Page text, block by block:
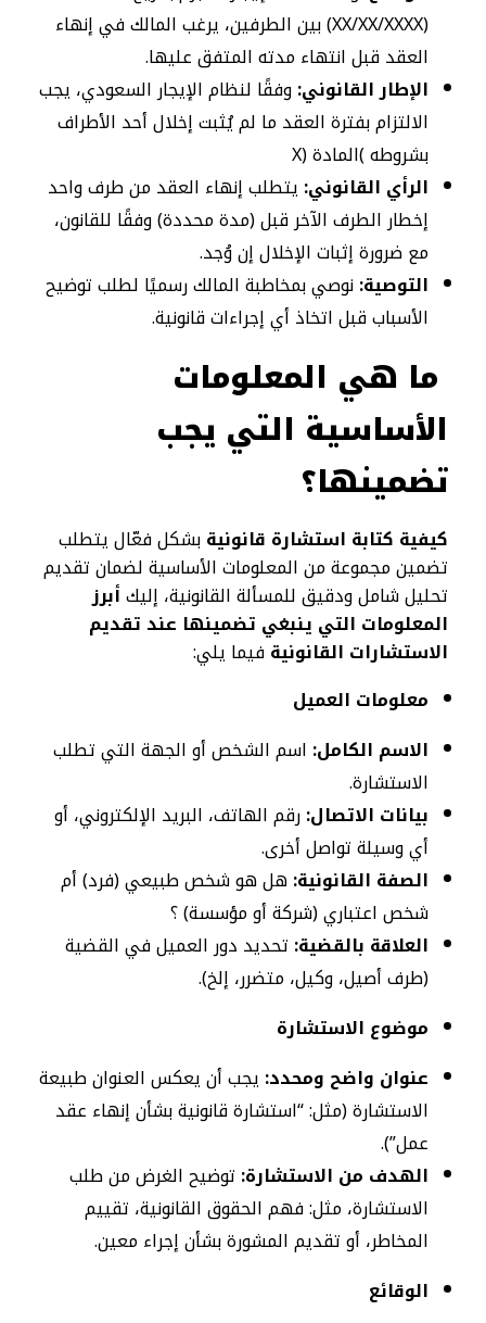
(XX/XX/XXXX) بين الطرفين، يرغب المالك في إنهاء
العقد قبل انتهاء مدته المتفق عليها.
الإطار القانوني:وفقًا لنظام الإيجار السعودي، يجب
الالتزام بفترة العقد ما لم يُثبت إخلال أحد الأطراف
بشروطه )المادة (X
الرأي القانوني: يتطلب إنهاء العقد من طرف واحد
إخطار الطرف الآخر قبل (مدة محددة) وفقًا للقانون،
مع ضرورة إثبات الإخلال إن وُجد.
التوصية:نوصي بمخاطبة المالك رسميًا لطلب توضيح
الأسباب قبل اتخاذ أي إجراءات قانونية.
ما هي المعلومات
الأساسية التي يجب
تضمينها؟
كيفية كتابة استشارة قانونيةبشكل فعّال يتطلب
تضمين مجموعة من المعلومات الأساسية لضمان تقديم
تحليل شامل ودقيق للمسألة القانونية، إليكأبرز
المعلومات التي ينبغي تضمينها عند تقديم
الاستشارات القانونيةفيما يلي:
معلومات العميل
الاسم الكامل: اسم الشخص أو الجهة التي تطلب
الاستشارة.
بيانات الاتصال:رقم الهاتف، البريد الإلكتروني، أو
أي وسيلة تواصل أخرى.
الصفة القانونية:هل هو شخص طبيعي (فرد) أم
شخص اعتباري (شركة أو مؤسسة) ؟
العلاقة بالقضية: تحديد دور العميل في القضية
(طرف أصيل، وكيل، متضرر، إلخ).
موضوع الاستشارة
عنوان واضح ومحدد: يجب أن يعكس العنوان طبيعة
الاستشارة (مثل: “استشارة قانونية بشأن إنهاء عقد
عمل”).
الهدف من الاستشارة: توضيح الغرض من طلب
الاستشارة، مثل: فهم الحقوق القانونية، تقييم
المخاطر، أو تقديم المشورة بشأن إجراء معين.
الوقائع